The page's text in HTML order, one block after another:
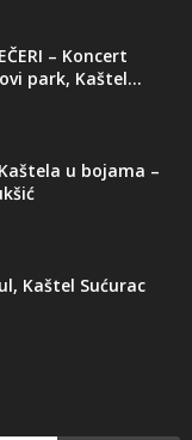
– Koncert
park, Kaštel...
u bojama –
Kaštel Sućurac